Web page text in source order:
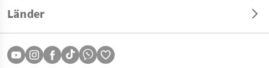
Länder